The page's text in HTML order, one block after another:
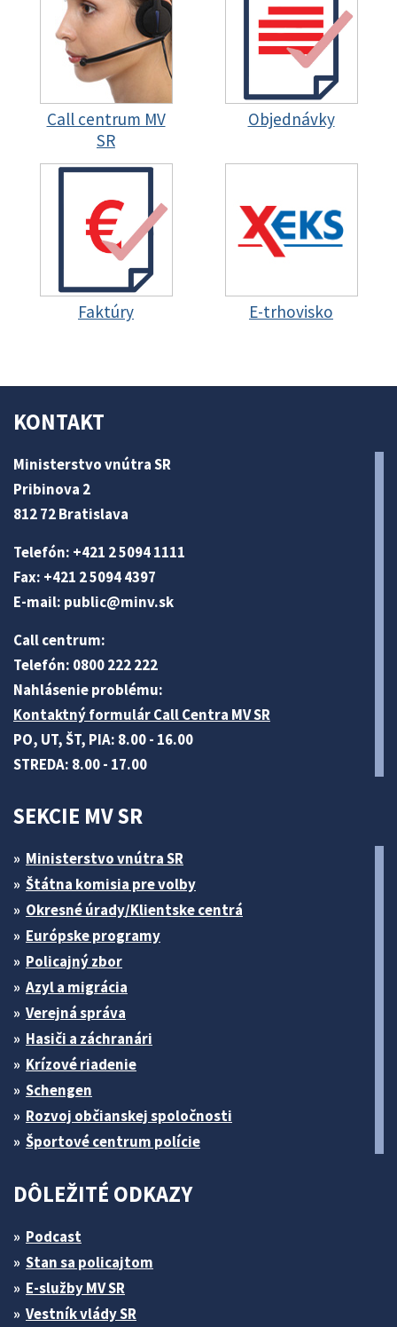
Call centrum MV
SR
Objednávky
Faktúry E-trhovisko
KONTAKT
Ministerstvo vnútra SR
Pribinova 2
812 72 Bratislava
Telefón: +421 2 5094 1111
Fax: +421 2 5094 4397
E-mail: public@minv.sk
Call centrum:
Telefón: 0800 222 222
Nahlásenie problému:
Kontaktný formulár Call Centra MV SR
PO, UT, ŠT, PIA: 8.00 - 16.00
STREDA: 8.00 - 17.00
SEKCIE MV SR
Ministerstvo vnútra SR
Štátna komisia pre volby
Okresné úrady/Klientske centrá
Európske programy
Policajný zbor
Azyl a migrácia
Verejná správa
Hasiči a záchranári
Krízové riadenie
Schengen
Rozvoj občianskej spoločnosti
Športové centrum polície
DÔLEŽITÉ ODKAZY
Podcast
Stan sa policajtom
E-služby MV SR
Vestník vlády SR